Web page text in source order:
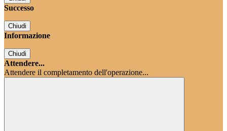
Successo
Chiudi
Informazione
Chiudi
Attendere...
Attendere il completamento dell'operazione...